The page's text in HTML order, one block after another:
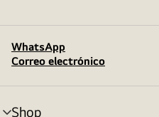
WhatsApp
Correo electrónico
Shop